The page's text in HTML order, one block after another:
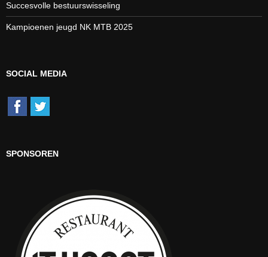
Succesvolle bestuurswisseling
Kampioenen jeugd NK MTB 2025
SOCIAL MEDIA
SPONSOREN